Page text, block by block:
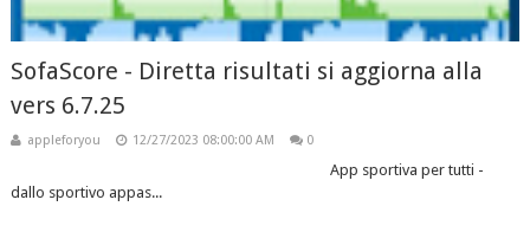
SofaScore - Diretta risultati si aggiorna alla
vers 6.7.25
appleforyou 12/27/2023 08:00:00 AM 0
App sportiva per tutti -
dallo sportivo appas...